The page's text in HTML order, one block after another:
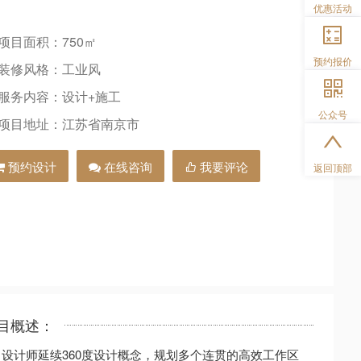
目面积：750㎡
修风格：工业风
务内容：设计+施工
目地址：江苏省南京市
预约设计 在线咨询 我要评论
概述：
设计师延续360度设计概念，规划多个连贯的高效工作区
优惠活动
预约报价
公众号
返回顶部